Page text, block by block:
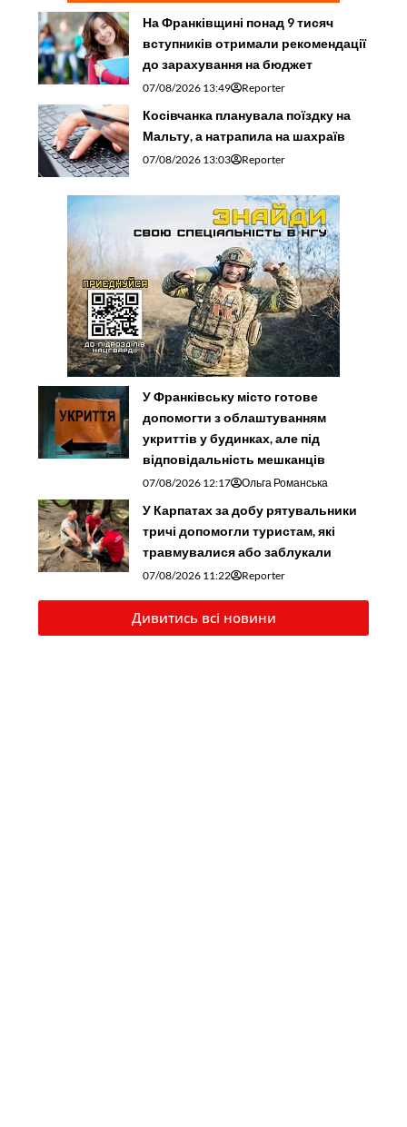
На Франківщині понад 9 тисяч
вступників отримали рекомендації
до зарахування на бюджет
07/08/2026 13:49 Reporter
Косівчанка планувала поїздку на
Мальту, а натрапила на шахраїв
07/08/2026 13:03 Reporter
У Франківську місто готове
допомогти з облаштуванням
укриттів у будинках, але під
відповідальність мешканців
07/08/2026 12:17 Ольга Романська
У Карпатах за добу рятувальники
тричі допомогли туристам, які
травмувалися або заблукали
07/08/2026 11:22 Reporter
Дивитись всі новини